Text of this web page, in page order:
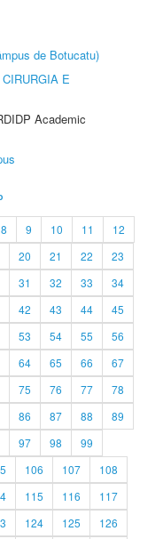
de Botucatu)
E
Academic
8 9 10 11
12
20 21 22
23
31 32 33
34
42 43 44
45
53 54 55
56
64 65 66
67
75 76 77
78
86 87 88
89
97 98
99
106 107
108
115 116
117
124 125
126